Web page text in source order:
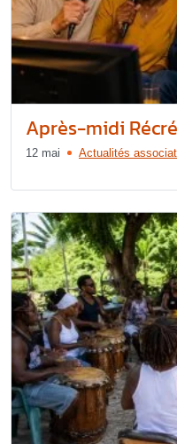
Après-midi
12 mai Actualités